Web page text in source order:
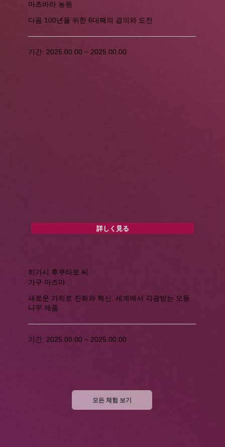
마츠바라 농원
다음 100년을 위한 6대째의 결의와 도전
기간: 2025.00.00 ~ 2025.00.00
詳しく見る
히가시 후쿠타로 씨
가구 아즈마
새로운 가치로 진화와 혁신. 세계에서 각광받는 오동
나무 제품
기간: 2025.00.00 ~ 2025.00.00
모든 체험 보기